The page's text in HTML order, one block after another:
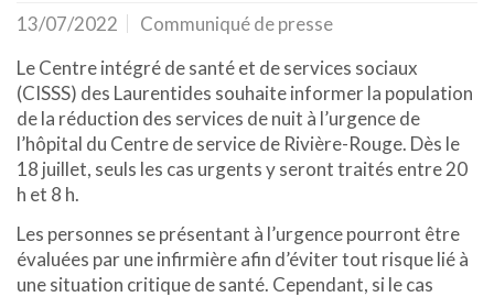
13/07/2022
Communiqué de presse
Le Centre intégré de santé et de services sociaux
(CISSS) des Laurentides souhaite informer la population
de la réduction des services de nuit à l’urgence de
l’hôpital du Centre de service de Rivière-Rouge. Dès le
18 juillet, seuls les cas urgents y seront traités entre 20
h et 8 h.
Les personnes se présentant à l’urgence pourront être
évaluées par une infirmière afin d’éviter tout risque lié à
une situation critique de santé. Cependant, si le cas